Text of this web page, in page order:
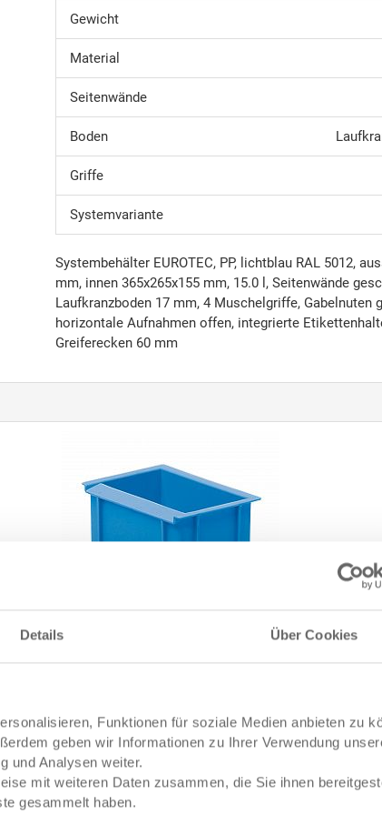
Details Über Cookies
Funktionen für soziale Medien anbieten zu
geben wir Informationen zu Ihrer Verwendung
und Analysen weiter.
mit weiteren Daten zusammen, die Sie ihnen
gesammelt haben.
Gewicht
Material
Seitenwände
Boden
Griffe
Systemvariante
Systembehälter EUROTEC, PP, lichtblau RAL 5012,
mm, innen 365x265x155 mm, 15.0 l, Seitenwände
Laufkranzboden 17 mm, 4 Muschelgriffe, Gabelnuten
horizontale Aufnahmen offen, integrierte
Greiferecken 60 mm
Einsatzbehälter
Masse
128 x 89 x 88 mm
Farbe
Bestell Nr.
Bestellmenge
ab 1000 Stück
Lieferzeit
Auf Anfrage